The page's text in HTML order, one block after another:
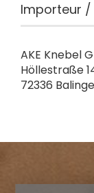
Importeur /
AKE Knebel
Höllestraße
72336